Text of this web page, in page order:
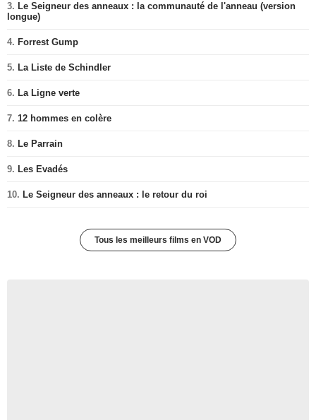
3. Le Seigneur des anneaux : la communauté de l'anneau (version
longue)
4. Forrest Gump
5. La Liste de Schindler
6. La Ligne verte
7. 12 hommes en colère
8. Le Parrain
9. Les Evadés
10. Le Seigneur des anneaux : le retour du roi
Tous les meilleurs films en VOD